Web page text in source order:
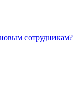
сотрудникам?